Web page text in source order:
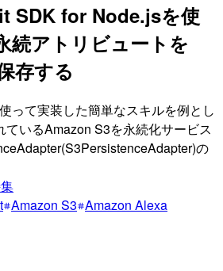
SDK for Node.jsを使
続アトリビュートを
存する
って実装した簡単なスキルを例とし
いるAmazon S3を永続化サービス
の
Amazon S3 Amazon Alexa